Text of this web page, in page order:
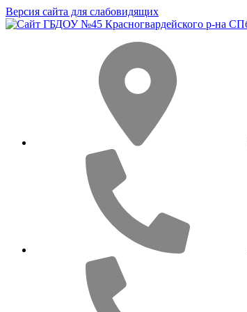
Версия сайта для слабовидящих